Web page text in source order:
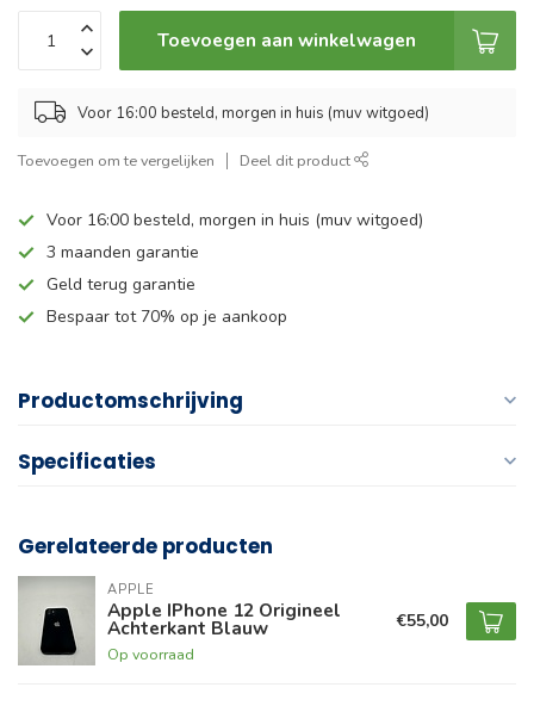
Toevoegen aan winkelwagen
Voor 16:00 besteld, morgen in huis (muv witgoed)
Toevoegen om te vergelijken Deel dit product
Voor 16:00 besteld, morgen in huis (muv witgoed)
3 maanden garantie
Geld terug garantie
Bespaar tot 70% op je aankoop
Productomschrijving
Specificaties
Gerelateerde producten
APPLE
Apple IPhone 12 Origineel
Achterkant Blauw
Op voorraad
€55,00